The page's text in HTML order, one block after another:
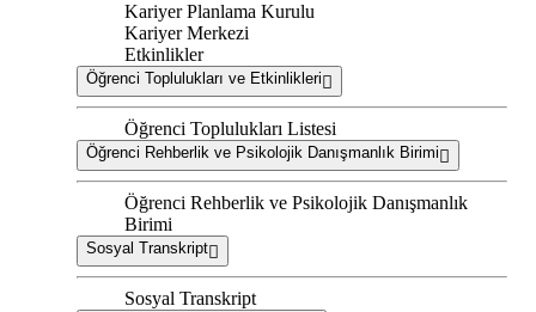
Kariyer Planlama Kurulu
Kariyer Merkezi
Etkinlikler
Öğrenci Toplulukları ve Etkinlikleri
Öğrenci Toplulukları Listesi
Öğrenci Rehberlik ve Psikolojik Danışmanlık Birimi
Öğrenci Rehberlik ve Psikolojik Danışmanlık
Birimi
Sosyal Transkript
Sosyal Transkript